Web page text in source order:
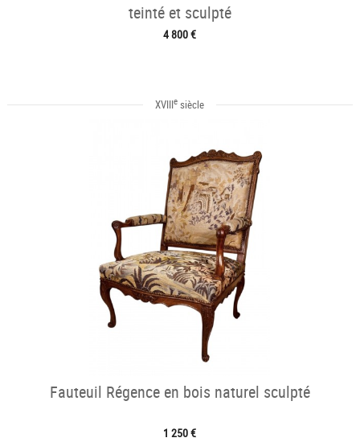
teinté et sculpté
4 800 €
XVIIIe siècle
Fauteuil Régence en bois naturel sculpté
1 250 €